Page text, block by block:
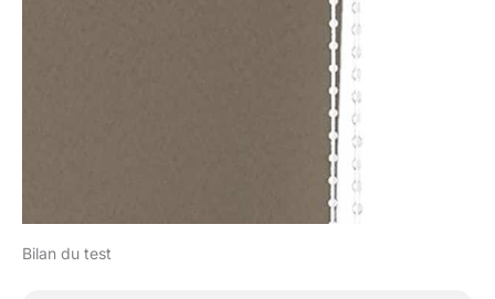
Bilan du test